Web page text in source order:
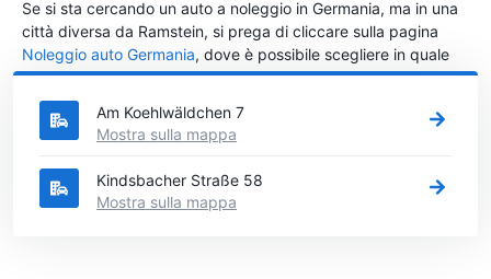
Se si sta cercando un auto a noleggio in Germania, ma in una
città diversa da Ramstein, si prega di cliccare sulla pagina
Noleggio auto Germania, dove è possibile scegliere in quale
città in Germania si vuole noleggiare l'auto.
Am Koehlwäldchen 7
Mostra sulla mappa
Kindsbacher Straße 58
Mostra sulla mappa